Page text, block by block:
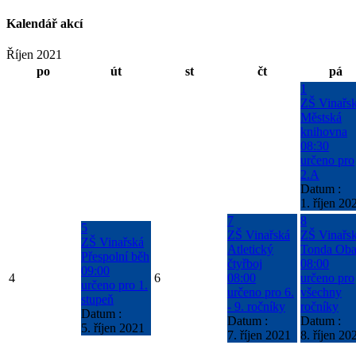
Kalendář akcí
Říjen 2021
po
út st čt
pá
1
ZŠ
Městská
knihovna
08:30
určeno pro
2.A
Datum :
1. říjen
4
5
ZŠ Vinařská
Přespolní běh
09:00
určeno pro 1.
stupeň
Datum :
5. říjen 2021
6
7
ZŠ Vinařská
Atletický
čtyřboj
08:00
určeno pro 6.
- 9. ročníky
Datum :
7. říjen 2021
8
ZŠ
Tonda
08:00
určeno pro
všechny
ročníky
Datum :
8. říjen